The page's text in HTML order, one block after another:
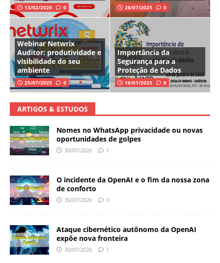
13/02/2026 0 28/07/2025 0
Webinar Netwrix
Auditor: produtividade e
visibilidade do seu
ambiente
25/07/2025 0
Importância da
Segurança para a
Proteção de Dados
16/01/2025 0
ARTIGOS & ESTUDOS
Nomes no WhatsApp privacidade ou novas
oportunidades de golpes
30/07/2026 1
O incidente da OpenAI e o fim da nossa zona
de conforto
30/07/2026 0
Ataque cibernético autônomo da OpenAI
expõe nova fronteira
30/07/2026 1